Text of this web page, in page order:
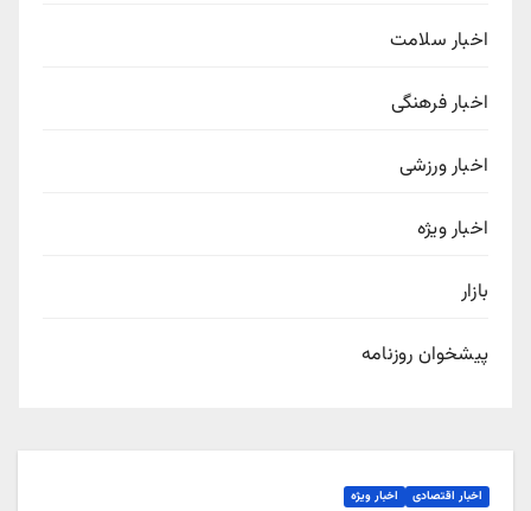
اخبار سلامت
اخبار فرهنگی
اخبار ورزشی
اخبار ویژه
بازار
پیشخوان روزنامه
اخبار اقتصادی اخبار ویژه